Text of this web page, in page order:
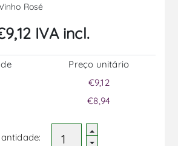
Rosé
IVA incl.
Preço unitário
€9,12
€8,94